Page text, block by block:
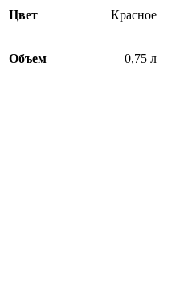
Цвет Красное
Объем 0,75 л